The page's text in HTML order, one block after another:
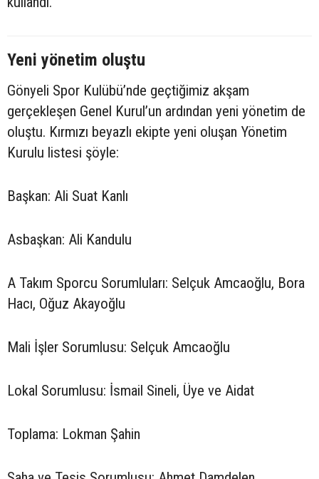
Yeni yönetim oluştu
Gönyeli Spor Kulübü’nde geçtiğimiz akşam
gerçekleşen Genel Kurul’un ardından yeni yönetim de
oluştu. Kırmızı beyazlı ekipte yeni oluşan Yönetim
Kurulu listesi şöyle:
Başkan: Ali Suat Kanlı
Asbaşkan: Ali Kandulu
A Takım Sporcu Sorumluları: Selçuk Amcaoğlu, Bora
Hacı, Oğuz Akayoğlu
Mali İşler Sorumlusu: Selçuk Amcaoğlu
Lokal Sorumlusu: İsmail Sineli, Üye ve Aidat
Toplama: Lokman Şahin